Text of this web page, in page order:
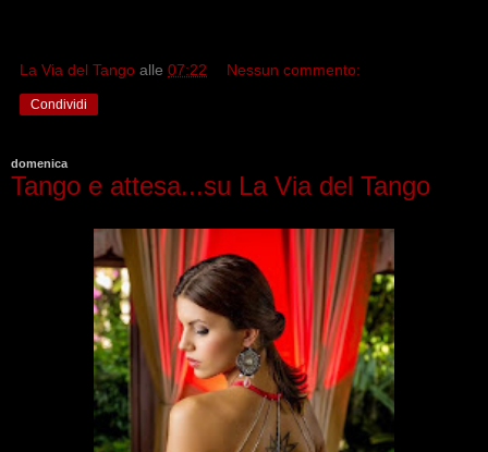
La Via del Tango alle 07:22 Nessun commento:
Condividi
domenica
Tango e attesa...su La Via del Tango